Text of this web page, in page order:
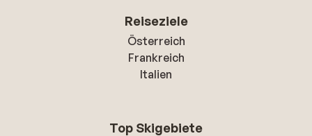
Reiseziele
Österreich
Frankreich
Italien
Top Skigebiete